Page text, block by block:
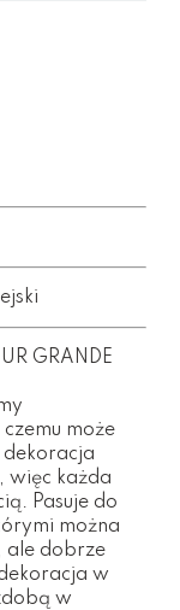
GRANDE
może
dekoracja
więc każda
Pasuje do
można
ale dobrze
w
w